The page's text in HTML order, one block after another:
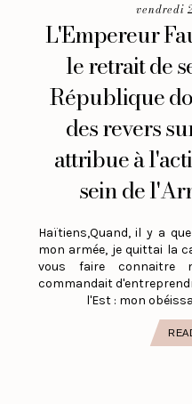
vendredi
L'Empereur
le retrait de
République
des revers
attribue à
sein de
Haïtiens,Quand, il y a
mon armée, je quittai la
vous faire connaitre
commandait
l'Est : mon